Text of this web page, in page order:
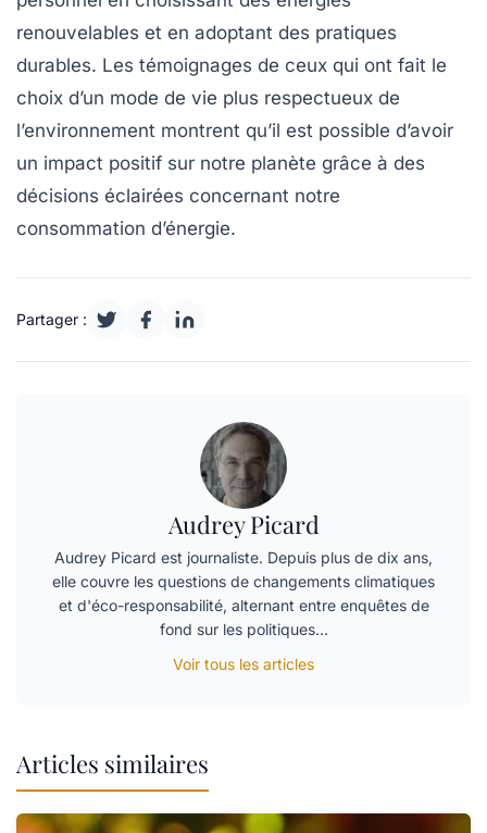
renouvelables et en adoptant des pratiques
durables. Les témoignages de ceux qui ont fait le
choix d’un mode de vie plus respectueux de
l’environnement montrent qu’il est possible d’avoir
un impact positif sur notre planète grâce à des
décisions éclairées concernant notre
consommation d’énergie.
Partager :
Audrey Picard
Audrey Picard est journaliste. Depuis plus de dix ans,
elle couvre les questions de changements climatiques
et d'éco-responsabilité, alternant entre enquêtes de
fond sur les politiques…
Voir tous les articles
Articles similaires